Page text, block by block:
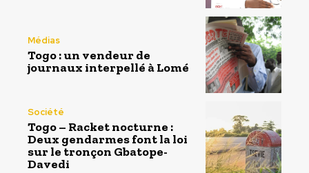
Médias
Togo : un vendeur de
journaux interpellé à Lomé
Société
Togo – Racket nocturne :
Deux gendarmes font la loi
sur le tronçon Gbatope-
Davedi